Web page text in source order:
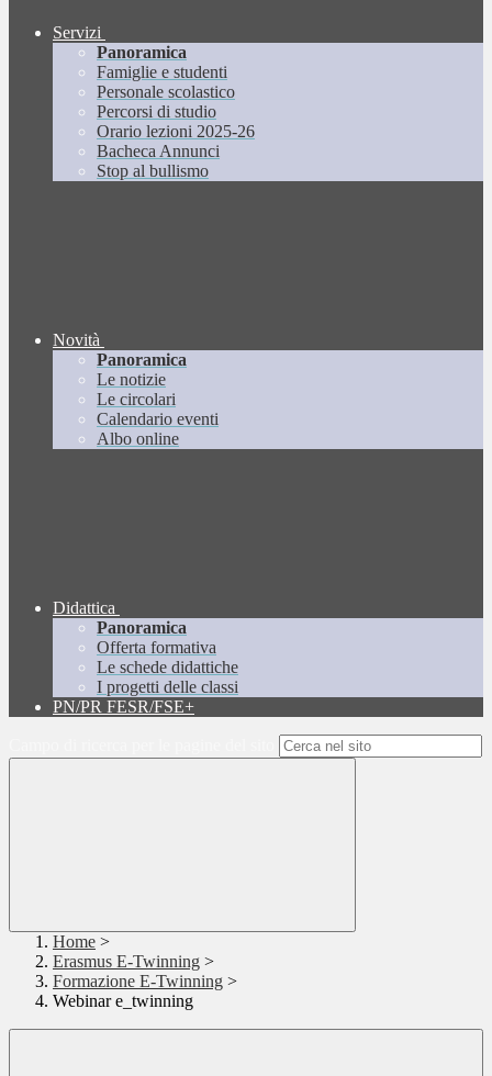
Servizi
Panoramica
Famiglie e studenti
Personale scolastico
Percorsi di studio
Orario lezioni 2025-26
Bacheca Annunci
Stop al bullismo
Novità
Panoramica
Le notizie
Le circolari
Calendario eventi
Albo online
Didattica
Panoramica
Offerta formativa
Le schede didattiche
I progetti delle classi
PN/PR FESR/FSE+
Home >
Erasmus E-Twinning >
Formazione E-Twinning >
Webinar e_twinning